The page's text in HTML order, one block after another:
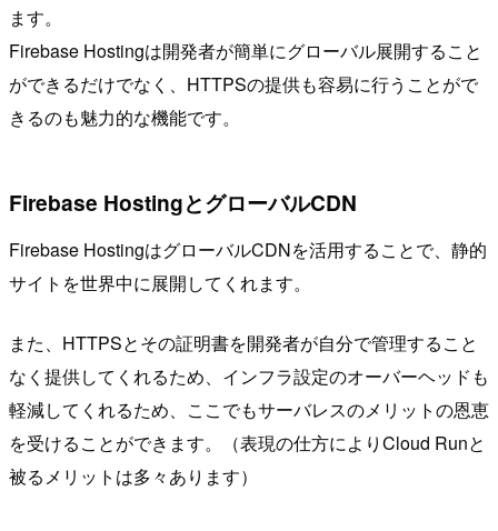
ます。
Firebase Hostingは開発者が簡単にグローバル展開すること
ができるだけでなく、HTTPSの提供も容易に行うことがで
きるのも魅力的な機能です。
Firebase HostingとグローバルCDN
Firebase HostingはグローバルCDNを活用することで、静的
サイトを世界中に展開してくれます。
また、HTTPSとその証明書を開発者が自分で管理すること
なく提供してくれるため、インフラ設定のオーバーヘッドも
軽減してくれるため、ここでもサーバレスのメリットの恩恵
を受けることができます。（表現の仕方によりCloud Runと
被るメリットは多々あります）